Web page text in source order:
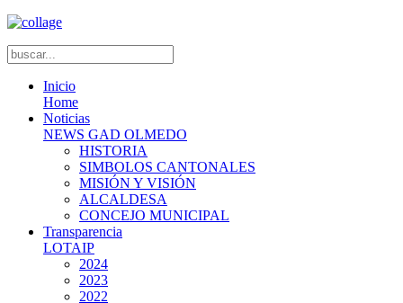
Inicio
Home
Noticias
NEWS GAD OLMEDO
HISTORIA
SIMBOLOS CANTONALES
MISIÓN Y VISIÓN
ALCALDESA
CONCEJO MUNICIPAL
Transparencia
LOTAIP
2024
2023
2022